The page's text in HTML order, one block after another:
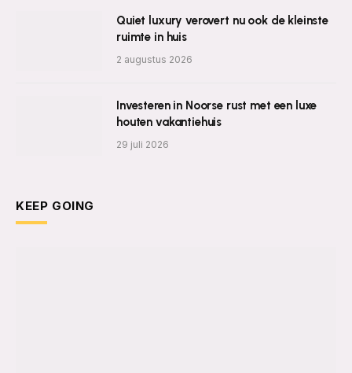
Quiet luxury verovert nu ook de kleinste
ruimte in huis
2 augustus 2026
Investeren in Noorse rust met een luxe
houten vakantiehuis
29 juli 2026
KEEP GOING